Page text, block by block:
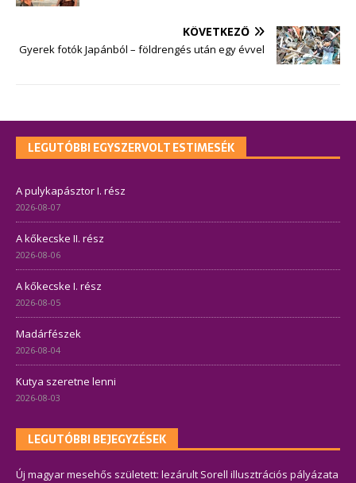
KÖVETKEZŐ
Gyerek fotók Japánból – földrengés után egy évvel
LEGUTÓBBI EGYSZERVOLT ESTIMESÉK
A pulykapásztor I. rész
2026-08-07
A kőkecske II. rész
2026-08-06
A kőkecske I. rész
2026-08-05
Madárfészek
2026-08-04
Kutya szeretne lenni
2026-08-03
LEGUTÓBBI BEJEGYZÉSEK
Új magyar mesehős született: lezárult Sorell illusztrációs pályázata